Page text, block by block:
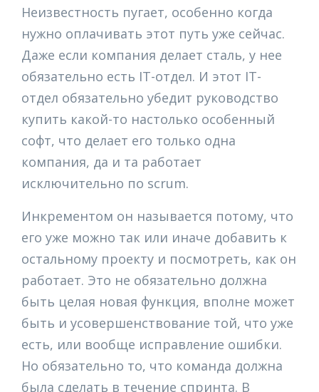
Неизвестность пугает, особенно когда
нужно оплачивать этот путь уже сейчас.
Даже если компания делает сталь, у нее
обязательно есть IT-отдел. И этот IT-
отдел обязательно убедит руководство
купить какой-то настолько особенный
софт, что делает его только одна
компания, да и та работает
исключительно по scrum.
Инкрементом он называется потому, что
его уже можно так или иначе добавить к
остальному проекту и посмотреть, как он
работает. Это не обязательно должна
быть целая новая функция, вполне может
быть и усовершенствование той, что уже
есть, или вообще исправление ошибки.
Но обязательно то, что команда должна
была сделать в течение спринта. В